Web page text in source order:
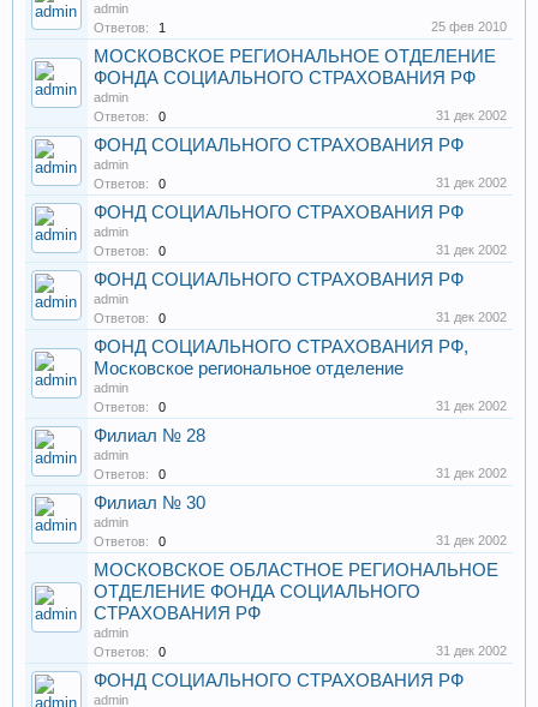
admin
Ответов:
1 25 фев 2010
МОСКОВСКОЕ РЕГИОНАЛЬНОЕ ОТДЕЛЕНИЕ
ФОНДА СОЦИАЛЬНОГО СТРАХОВАНИЯ РФ
admin
Ответов:
0 31 дек 2002
ФОНД СОЦИАЛЬНОГО СТРАХОВАНИЯ РФ
admin
Ответов:
0 31 дек 2002
ФОНД СОЦИАЛЬНОГО СТРАХОВАНИЯ РФ
admin
Ответов:
0 31 дек 2002
ФОНД СОЦИАЛЬНОГО СТРАХОВАНИЯ РФ
admin
Ответов:
0 31 дек 2002
ФОНД СОЦИАЛЬНОГО СТРАХОВАНИЯ РФ,
Московское региональное отделение
admin
Ответов:
0 31 дек 2002
Филиал № 28
admin
Ответов:
0 31 дек 2002
Филиал № 30
admin
Ответов:
0 31 дек 2002
МОСКОВСКОЕ ОБЛАСТНОЕ РЕГИОНАЛЬНОЕ
ОТДЕЛЕНИЕ ФОНДА СОЦИАЛЬНОГО
СТРАХОВАНИЯ РФ
admin
Ответов:
0 31 дек 2002
ФОНД СОЦИАЛЬНОГО СТРАХОВАНИЯ РФ
admin